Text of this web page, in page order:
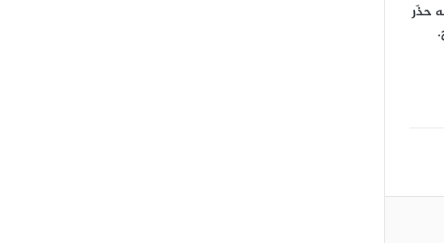
حذّر